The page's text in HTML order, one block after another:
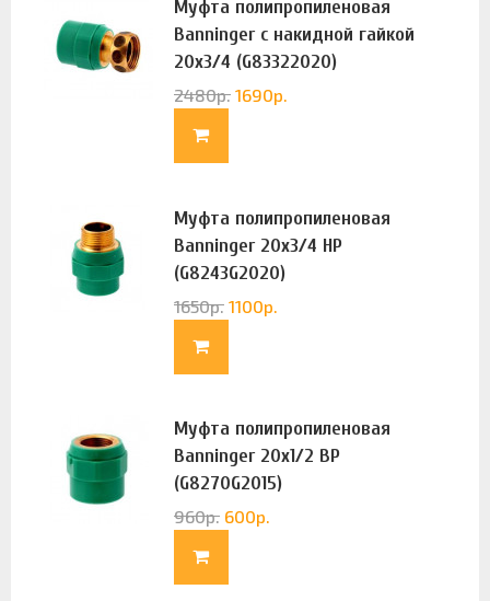
Муфта полипропиленовая
Banninger с накидной гайкой
20х3/4 (G83322020)
2480р. 1690р.
Муфта полипропиленовая
Banninger 20х3/4 НР
(G8243G2020)
1650р. 1100р.
Муфта полипропиленовая
Banninger 20х1/2 ВР
(G8270G2015)
960р. 600р.